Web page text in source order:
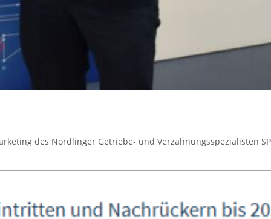
des Nördlinger Getriebe- und Verzahnungsspezialisten